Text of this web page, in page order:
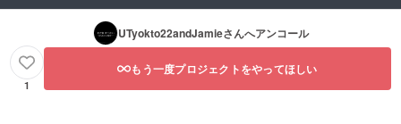
UTyokto22andJamieさんへアンコール
1
もう一度プロジェクトをやってほしい